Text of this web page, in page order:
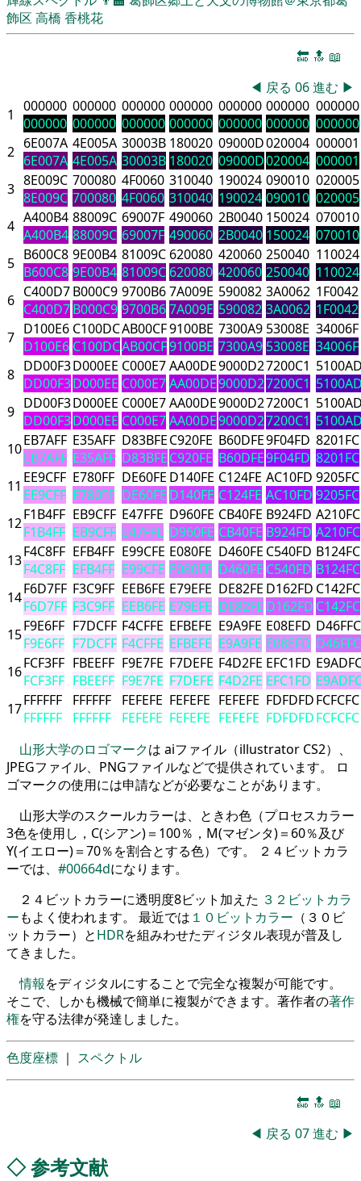
飾区 高橋 香桃花
🔚 🔝 📖
◀ 戻る 06進む ▶
1
000000
000000
000000
000000
000000
000000
000000
000000
000000
000000
000000
000000
000000
000000
2 6E007A
6E007A
4E005A
4E005A
30003B
30003B
180020
180020
09000D
09000D
020004
020004
000001
000001
3 8E009C
8E009C
700080
700080
4F0060
4F0060
310040
310040
190024
190024
090010
090010
020005
020005
4 A400B4
A400B4
88009C
88009C
69007F
69007F
490060
490060
2B0040
2B0040
150024
150024
070010
070010
5 B600C8
B600C8
9E00B4
9E00B4
81009C
81009C
620080
620080
420060
420060
250040
250040
110024
110024
6 C400D7
C400D7
B000C9
B000C9
9700B6
9700B6
7A009E
7A009E
590082
590082
3A0062
3A0062
1F0042
1F0042
7 D100E6
D100E6
C100DC
C100DC
AB00CF
AB00CF
9100BE
9100BE
7300A9
7300A9
53008E
53008E
34006F
34006F
8 DD00F3
DD00F3
D000EE
D000EE
C000E7
C000E7
AA00DE
AA00DE
9000D2
9000D2
7200C1
7200C1
9 DD00F3
DD00F3
D000EE
D000EE
C000E7
C000E7
AA00DE
AA00DE
9000D2
9000D2
7200C1
7200C1
10EB7AFF
EB7AFF
E35AFF
E35AFF
D83BFE
D83BFE
C920FE
C920FE
B60DFE
B60DFE
9F04FD
9F04FD
8201FC
8201FC
11 EE9CFF
EE9CFF
E780FF
E780FF
DE60FE
DE60FE
D140FE
D140FE
C124FE
C124FE
AC10FD
AC10FD
9205FC
9205FC
12F1B4FF
F1B4FF
EB9CFF
EB9CFF
E47FFE
E47FFE
D960FE
D960FE
CB40FE
CB40FE
B924FD
B924FD
A210FC
A210FC
13F4C8FF
F4C8FF
EFB4FF
EFB4FF
E99CFE
E99CFE
E080FE
E080FE
D460FE
D460FE
C540FD
C540FD
B124FC
B124FC
14F6D7FF
F6D7FF
F3C9FF
F3C9FF
EEB6FE
EEB6FE
E79EFE
E79EFE
DE82FE
DE82FE
D162FD
D162FD
C142FC
C142FC
15F9E6FF
F9E6FF
F7DCFF
F7DCFF
F4CFFE
F4CFFE
EFBEFE
EFBEFE
E9A9FE
E9A9FE
E08EFD
E08EFD
D46FFC
D46FFC
16FCF3FF
FCF3FF
FBEEFF
FBEEFF
F9E7FE
F9E7FE
F7DEFE
F7DEFE
F4D2FE
F4D2FE
EFC1FD
EFC1FD
17FFFFFF
FFFFFF
FFFFFF
FFFFFF
FEFEFE
FEFEFE
FEFEFE
FEFEFE
FEFEFE
FEFEFE
FDFDFD
FDFDFD
FCFCFC
FCFCFC
山形大学のロゴマークは aiファイル（illustrator CS2）、
JPEGファイル、PNGファイルなどで提供されています。 ロ
ゴマークの使用には申請などが必要なことがあります。
山形大学のスクールカラーは、ときわ色（プロセスカラー
3色を使用し，C(シアン)＝100％，M(マゼンタ)＝60％及び
Y(イエロー)＝70％を割合とする色）です。 ２４ビットカラ
ーでは、 #00664dになります。
２４ビットカラーに透明度8ビット加えた ３２ビットカラ
ーもよく使われます。 最近では １０ビットカラー （３０ビ
ットカラー）とHDRを組みわせたディジタル表現が普及し
てきました。
情報をディジタルにすることで完全な複製が可能です。
そこで、しかも機械で簡単に複製ができます。著作者の著作
権を守る法律が発達しました。
色度座標 ｜ スペクトル
🔚 🔝 📖
◀ 戻る 07進む ▶
◇参考文献